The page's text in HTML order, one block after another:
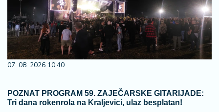
07. 08. 2026 10:40
POZNAT PROGRAM 59. ZAJEČARSKE GITARIJADE:
Tri dana rokenrola na Kraljevici, ulaz besplatan!